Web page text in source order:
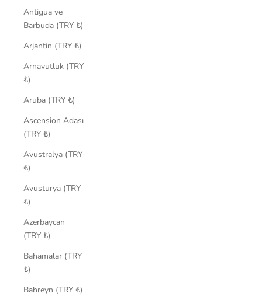
Antigua ve
Barbuda (TRY ₺)
Arjantin (TRY ₺)
Arnavutluk (TRY
₺)
Aruba (TRY ₺)
Ascension Adası
(TRY ₺)
Avustralya (TRY
₺)
Avusturya (TRY
₺)
Azerbaycan
(TRY ₺)
Bahamalar (TRY
₺)
Bahreyn (TRY ₺)